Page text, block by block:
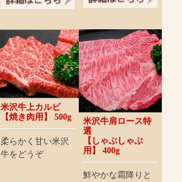
米沢牛上カルビ
【焼き肉用】 500g
柔らかく甘い米沢
牛をどうぞ
米沢牛肩ロース特
選
【しゃぶしゃぶ
用】 400g
鮮やかな霜降りと